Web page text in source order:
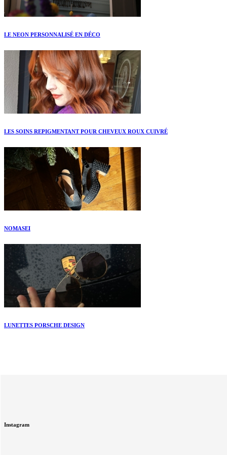
LE NEON PERSONNALISÉ EN DÉCO
LES SOINS REPIGMENTANT POUR CHEVEUX ROUX CUIVRÉ
NOMASEI
LUNETTES PORSCHE DESIGN
Instagram